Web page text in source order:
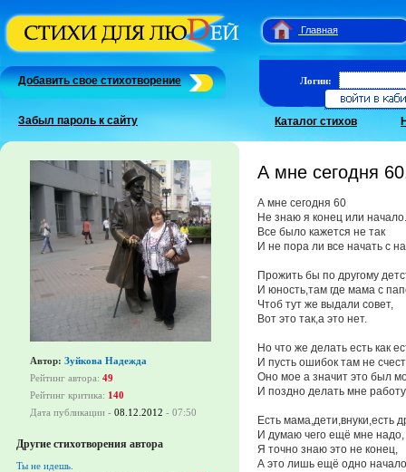
Главная
Добавить свое стихотворение
Забыл пароль к сайту
Логин:
Каталог стихов
Автор: Зуйкова Надежда
Рейтинг автора: 49
Рейтинг критика: 140
Дата публикации - 08.12.2012 - 07:50
Другие стихотворения автора
Ты не идешь.
А мне сегодня
А мне сегодня 60
Не знаю я конец или начало.
Все было кажется не так
И не пора ли все начать с
Прожить бы по другому
И юность,там где мама с
Чтоб тут же выдали совет,
Вот это так,а это нет.
Но что же делать есть как
И пусть ошибок там не
Оно мое а значит это был
И поздно делать мне
Есть мама,дети,внуки,есть
И думаю чего ещё мне надо,
Я точно знаю это не конец,
А это лишь ещё одно